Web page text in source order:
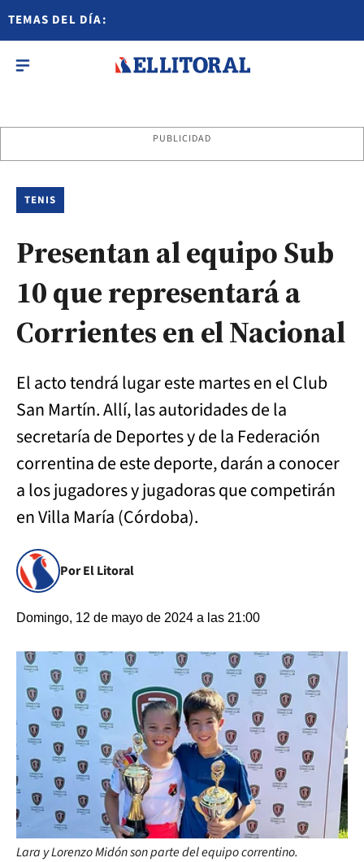
TEMAS DEL DÍA:
PUBLICIDAD
TENIS
Presentan al equipo Sub
10 que representará a
Corrientes en el Nacional
El acto tendrá lugar este martes en el Club
San Martín. Allí, las autoridades de la
secretaría de Deportes y de la Federación
correntina de este deporte, darán a conocer
a los jugadores y jugadoras que competirán
en Villa María (Córdoba).
Por El Litoral
Domingo, 12 de mayo de 2024 a las 21:00
Lara y Lorenzo Midón son parte del equipo correntino.